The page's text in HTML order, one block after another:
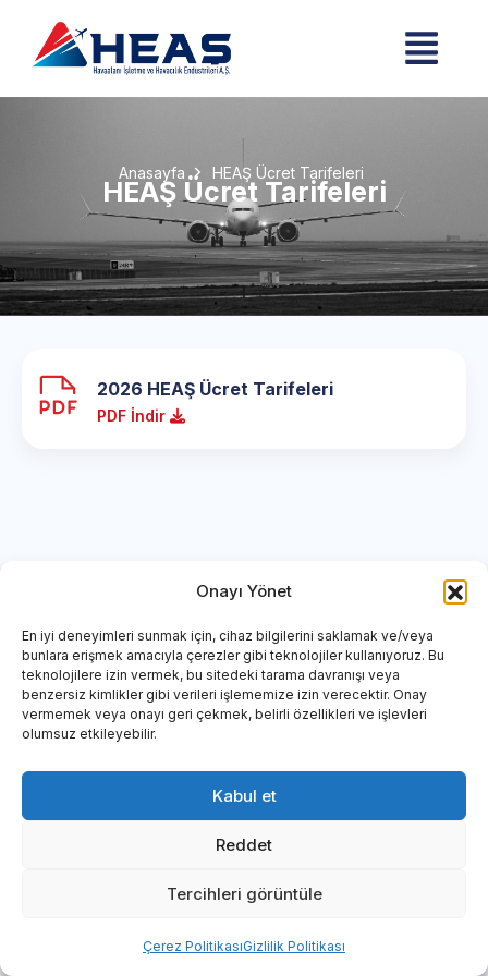
Onayı Yönet
En iyi deneyimleri sunmak için, cihaz bilgilerini saklamak ve/veya
bunlara erişmek amacıyla çerezler gibi teknolojiler kullanıyoruz. Bu
teknolojilere izin vermek, bu sitedeki tarama davranışı veya
benzersiz kimlikler gibi verileri işlememize izin verecektir. Onay
vermemek veya onayı geri çekmek, belirli özellikleri ve işlevleri
olumsuz etkileyebilir.
Kabul et
Reddet
Tercihleri görüntüle
Çerez PolitikasıGizlilik Politikası
Anasayfa HEAŞ Ücret Tarifeleri
HEAŞ Ücret Tarifeleri
2026 HEAŞ Ücret Tarifeleri
PDF İndir
Sabiha Gökçen Uluslararası HavalimanıMeydan
Otoritesi